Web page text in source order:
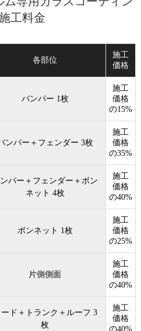
工料金
各部位
施工
価格
バンパー 1枚
施工
価格
の15%
ンパー＋フェンダー 3枚
施工
価格
の35%
パー＋フェンダー＋ボン
ネット 4枚
施工
価格
の40%
ボンネット 1枚
施工
価格
の25%
片側側面
施工
価格
の40%
ード＋トランク＋ルーフ 3
枚
施工
価格
の40%